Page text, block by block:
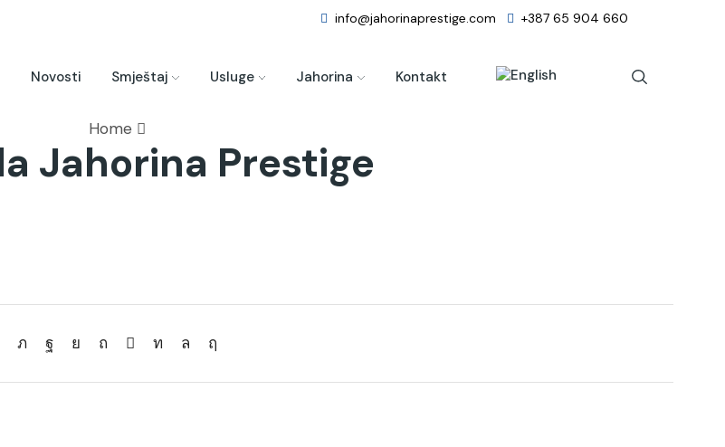
info@jahorinaprestige.com +387 65 904 660
Novosti Smještaj Usluge Jahorina Kontakt
Home
Jahorina Prestige